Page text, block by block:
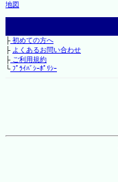
地図
├初めての方へ
├ よくあるお問い合わせ
├ご利用規約
└ﾌﾟﾗｲﾊﾞｼｰﾎﾟﾘｼｰ